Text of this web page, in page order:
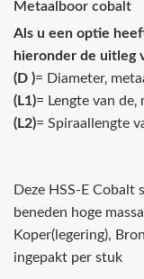
Metaalboor cobalt
Als u een optie
hieronder de uitleg
(D )= Diameter‚
(L1)= Lengte van
(L2)= Spiraallengte
Deze HSS-E Cobalt
beneden hoge
Koper(legering),
ingepakt per stuk